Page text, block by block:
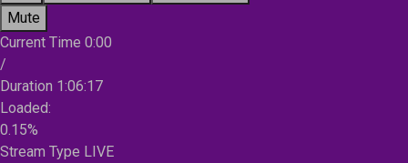
Mute
Current Time 0:00
/
Duration 1:06:17
Loaded:
0.15%
Stream Type LIVE